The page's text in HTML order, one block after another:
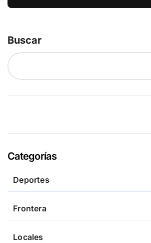
Buscar
Categorías
Deportes
Frontera
Locales